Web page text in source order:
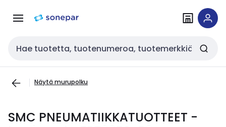
navigointiinsisältöön
Haku
Näytä murupolku
SMC PNEUMATIIKKATUOTTEET -